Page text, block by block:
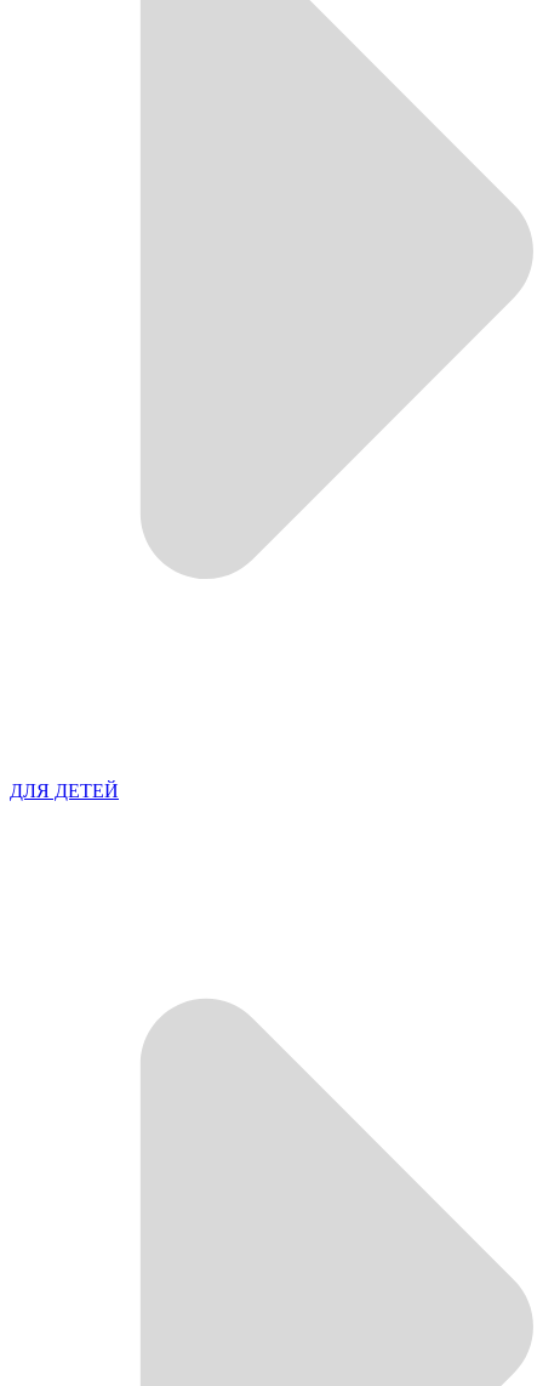
ДЛЯ ДЕТЕЙ